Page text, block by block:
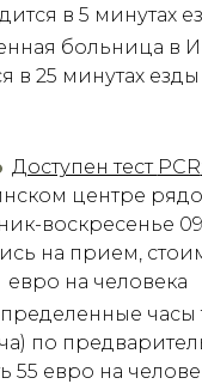
в 5 минутах
больница в
в 25 минутах езды
Доступен тест PCR
центре
воскресенье
на прием,
евро на человека
часы
по
55 евро на